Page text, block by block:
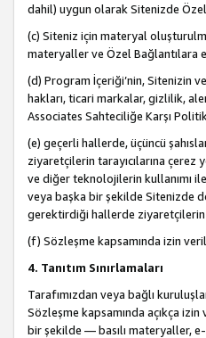
dahil) uygun olarak Sitenizde
(c) Siteniz için materyal
materyaller ve Özel Bağlantılara
(d) Program İçeriği’nin, Sitenizin
hakları, ticari markalar, gizlilik,
Associates Sahteciliğe Karşı
(e) geçerli hallerde, üçüncü
ziyaretçilerin tarayıcılarına
ve diğer teknolojilerin kullanımı ile
veya başka bir şekilde Sitenizde
gerektirdiği hallerde ziyaretçilerin
(f) Sözleşme kapsamında izin
4. Tanıtım Sınırlamaları
Tarafımızdan veya bağlı
Sözleşme kapsamında açıkça
bir şekilde — basılı materyaller,